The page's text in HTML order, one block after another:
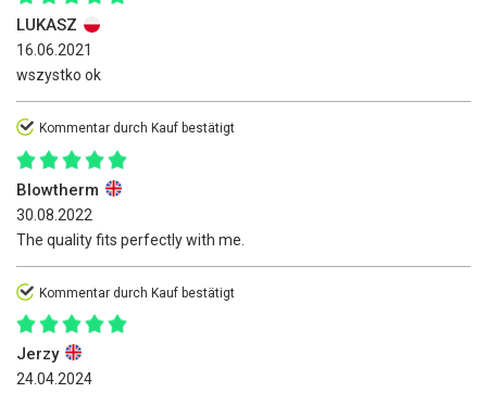
LUKASZ
16.06.2021
wszystko ok
Kommentar durch Kauf bestätigt
Blowtherm
30.08.2022
The quality fits perfectly with me.
Kommentar durch Kauf bestätigt
Jerzy
24.04.2024